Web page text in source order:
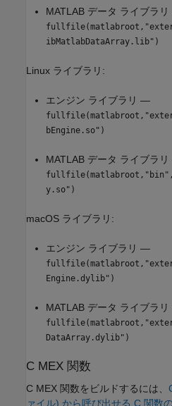
MATLAB データ ライブラ
ibMatlabDataArray.lib")
Linux ライブラリ:
エンジン ライブラリ —
bEngine.so")
MATLAB データ ライブラ
y.so")
macOS ライブラリ:
エンジン ライブラリ —
Engine.dylib")
MATLAB データ ライブラ
DataArray.dylib")
C MEX 関数
C MEX 関数をビルドするには、
ァイル) から呼び出せる C 関数